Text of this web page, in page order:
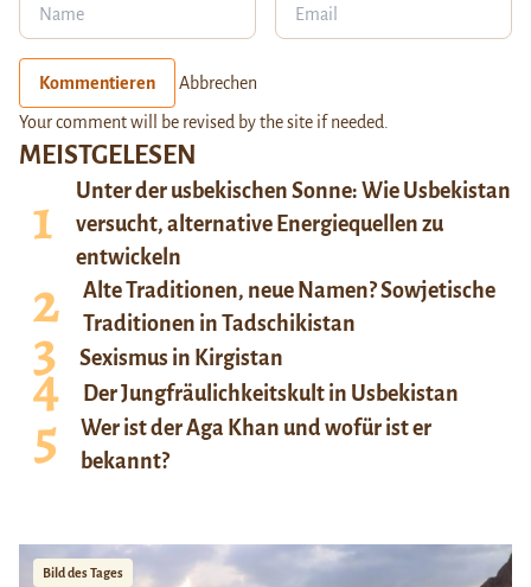
MEISTGELESEN
Unter der usbekischen Sonne: Wie Usbekistan
versucht, alternative Energiequellen zu
entwickeln
Alte Traditionen, neue Namen? Sowjetische
Traditionen in Tadschikistan
Sexismus in Kirgistan
Der Jungfräulichkeitskult in Usbekistan
Wer ist der Aga Khan und wofür ist er
bekannt?
Bild des Tages
Kommentieren Abbrechen
Your comment will be revised by the site if needed.